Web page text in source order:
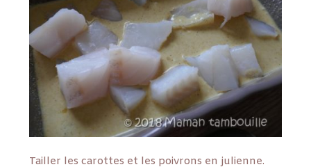
Tailler les carottes et les poivrons en julienne.